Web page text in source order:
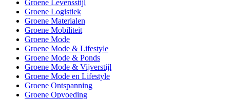
Groene Levensstijl
Groene Logistiek
Groene Materialen
Groene Mobiliteit
Groene Mode
Groene Mode & Lifestyle
Groene Mode & Ponds
Groene Mode & Vijverstijl
Groene Mode en Lifestyle
Groene Ontspanning
Groene Opvoeding